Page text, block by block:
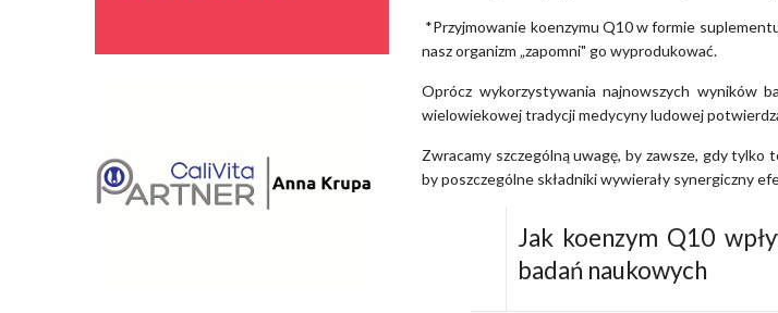
*Przyjmowanie koenzymu Q10 w formie
nasz organizm „zapomni" go wyprodukować.
Oprócz wykorzystywania najnowszych wyników
wielowiekowej tradycji medycyny ludowej
Zwracamy szczególną uwagę, by zawsze, gdy
by poszczególne składniki wywierały synergiczny
Jak koenzym Q10
badań naukowych